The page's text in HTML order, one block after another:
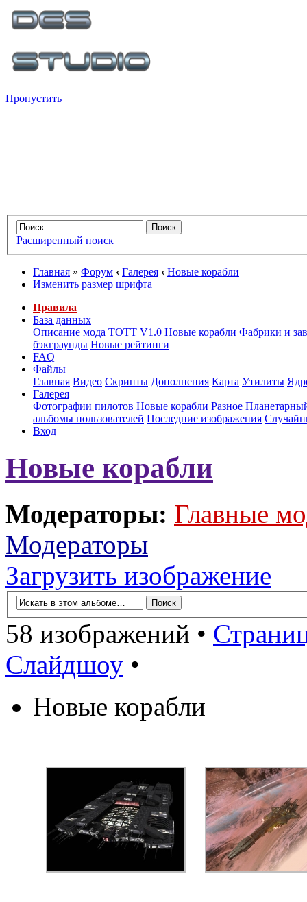
Пропустить
Расширенный поиск
Главная » Форум ‹ Галерея ‹ Новые корабли
Изменить размер шрифта
Правила
База данных
Описание мода ТОТТ V1.0 Новые корабли Фабрики и
бэкграунды Новые рейтинги
FAQ
Файлы
Главная Видео Скрипты Дополнения Карта Утилиты
Галерея
Фотографии пилотов Новые корабли Разное
альбомы пользователей Последние изображения
Вход
Новые корабли
Модераторы: Главные
Модераторы
Загрузить изображение
58 изображений •
Слайдшоу •
Новые корабли